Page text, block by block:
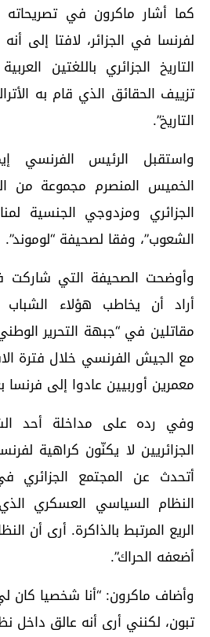
كما أشار ماكرون في تصريحاته
لفرنسا في الجزائر، لافتا إلى
التاريخ الجزائري باللغتين
تزييف الحقائق الذي قام به
التاريخ”.
واستقبل الرئيس الفرنسي
الخميس المنصرم مجموعة من
الجزائري ومزدوجي الجنسية
الشعوب”، وفقا لصحيفة “لوموند”.
وأوضحت الصحيفة التي شاركت
أراد أن يخاطب هؤلاء الشباب
مقاتلين في “جبهة التحرير
مع الجيش الفرنسي خلال فترة
معمرين أوربيين عادوا إلى فرنسا
وفي رده على مداخلة أحد
الجزائريين لا يكنّون كراهية
أتحدث عن المجتمع الجزائري
النظام السياسي العسكري
الريع المرتبط بالذاكرة. أرى أن
أضعفه الحراك”.
وأضاف ماكرون: “أنا شخصيا كان
تبون، لكنني أرى أنه عالق داخل